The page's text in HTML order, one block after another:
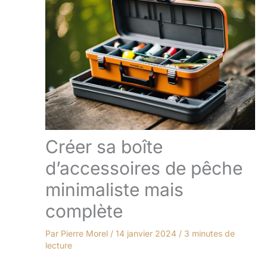
Créer sa boîte
d’accessoires de pêche
minimaliste mais
complète
Par Pierre Morel / 14 janvier 2024 / 3 minutes de
lecture